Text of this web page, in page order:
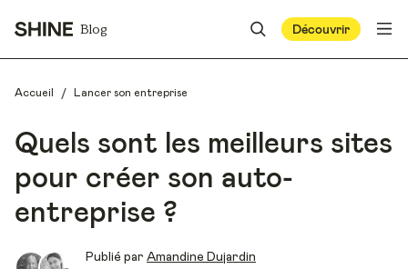
Blog Découvrir
Accueil / Lancer son entreprise
Quels sont les meilleurs sites
pour créer son auto-
entreprise ?
Publié par Amandine Dujardin